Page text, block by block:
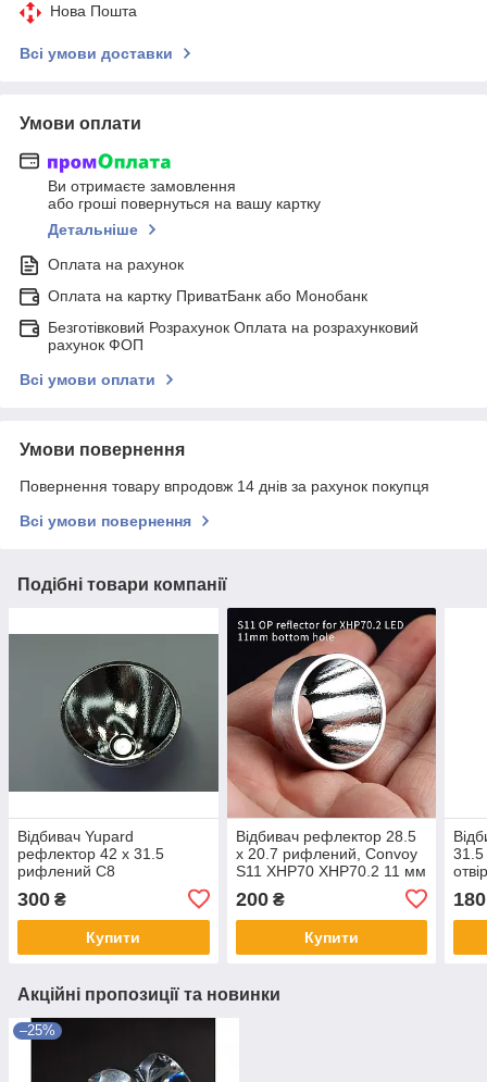
Нова Пошта
Всі умови доставки
Умови оплати
Ви отримаєте замовлення
або гроші повернуться на вашу картку
Детальніше
Оплата на рахунок
Оплата на картку ПриватБанк або Монобанк
Безготівковий Розрахунок Оплата на розрахунковий
рахунок ФОП
Всі умови оплати
Умови повернення
Повернення товару впродовж 14 днів за рахунок покупця
Всі умови повернення
Подібні товари компанії
Відбивач Yupard
рефлектор 42 х 31.5
рифлений C8
Orange Peel c8+ m21a
300 ₴
Купити
Відбивач рефлектор 28.5
х 20.7 рифлений, Convoy
S11 XHP70 XHP70.2 11 мм
200₴
Купити
31.5
180
Акційні пропозиції та новинки
–25%